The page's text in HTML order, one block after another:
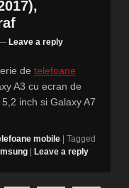
Leave a reply
de telefoane
A3 cu ecran de
inch si Galaxy A7
mobile
Tagged
Leave a reply